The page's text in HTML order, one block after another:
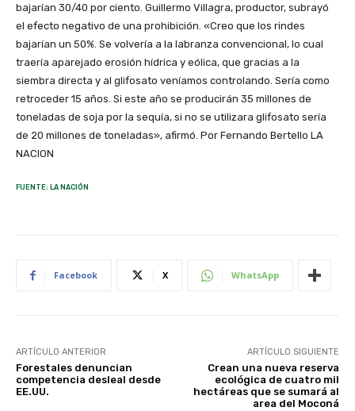
bajarían 30/40 por ciento. Guillermo Villagra, productor, subrayó
el efecto negativo de una prohibición. «Creo que los rindes
bajarían un 50%. Se volvería a la labranza convencional, lo cual
traería aparejado erosión hídrica y eólica, que gracias a la
siembra directa y al glifosato veníamos controlando. Sería como
retroceder 15 años. Si este año se producirán 35 millones de
toneladas de soja por la sequía, si no se utilizara glifosato sería
de 20 millones de toneladas», afirmó. Por Fernando Bertello LA
NACION
FUENTE: LA NACIÓN
Facebook X WhatsApp
ARTÍCULO ANTERIOR
Forestales denuncian
competencia desleal desde
EE.UU.
ARTÍCULO SIGUIENTE
Crean una nueva reserva
ecológica de cuatro mil
hectáreas que se sumará al
area del Moconá